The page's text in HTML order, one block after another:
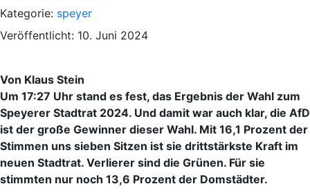
Kategorie: speyer
Veröffentlicht: 10. Juni 2024
Von Klaus Stein
Um 17:27 Uhr stand es fest, das Ergebnis der Wahl zum
Speyerer Stadtrat 2024. Und damit war auch klar, die AfD
ist der große Gewinner dieser Wahl. Mit 16,1 Prozent der
Stimmen uns sieben Sitzen ist sie drittstärkste Kraft im
neuen Stadtrat. Verlierer sind die Grünen. Für sie
stimmten nur noch 13,6 Prozent der Domstädter.